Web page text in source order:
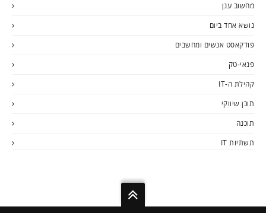
מחשוב ענן
נושא אחד ביום
פודקאסט אנשים ומחשבים
פנאי-טק
קהילת ה-IT
תוכן שיווקי
תוכנה
תשתיות IT